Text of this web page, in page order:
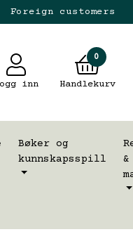
Foreign customers
inn
0
Handlekurv
Bøker og
kunnskapsspill